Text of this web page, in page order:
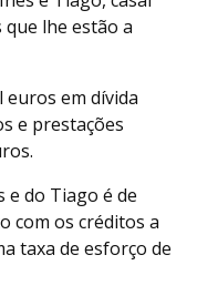
lhe estão a
euros em dívida
e prestações
do Tiago é de
com os créditos a
taxa de esforço de